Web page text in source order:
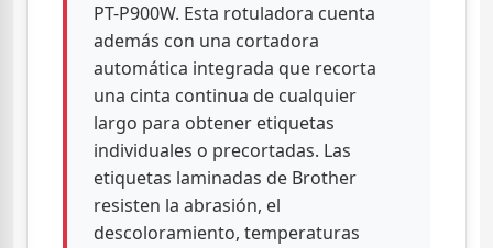
PT-P900W. Esta rotuladora cuenta
además con una cortadora
automática integrada que recorta
una cinta continua de cualquier
largo para obtener etiquetas
individuales o precortadas. Las
etiquetas laminadas de Brother
resisten la abrasión, el
descoloramiento, temperaturas